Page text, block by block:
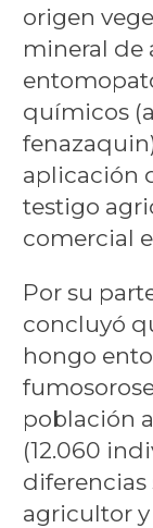
origen
mineral de
químicos
aplicación
testigo
comercial
Por su
concluyó
hongo
población
(12.060
agricultor